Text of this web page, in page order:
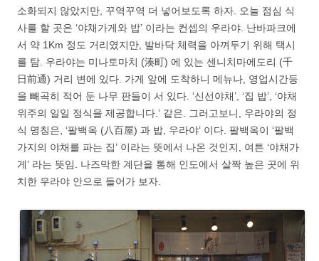
소화되지 않았지만, 꾸역꾸역 더 넣어보도록 하자. 오늘 점심 식
사를 할 곳은 ‘야채가게와 밥’ 이라는 컨셉의 우라야. 난바파크에
서 약 1Km 정도 거리였지만, 발바닥 체력을 아껴두기 위해 택시
를 탐. 우라야는 미나토마치 (湊町) 에 있는 센니치마에도리 (千
日前通) 거리 변에 있다. 가게 앞에 도착하니 메뉴나, 영업시간등
을 빼곡히 적어 둔 나무 판들이 서 있다. ‘신선야채’, ‘집 밥’, ‘야채
위주의 일일 정식을 제공합니다.’ 같은. 그러고보니, 우라야의 정
식 명칭은, ‘팔백옥 (八百屋) 과 밥, 우라야’ 이다. 팔백옥이 ‘팔백
가지의 야채를 파는 집’ 이라는 뜻에서 나온 것인지, 여튼 ‘야채가
게’ 라는 뜻임. 나즈막한 계단을 통해 인도에서 살짝 높은 곳에 위
치한 우라야 안으로 들어가 보자.